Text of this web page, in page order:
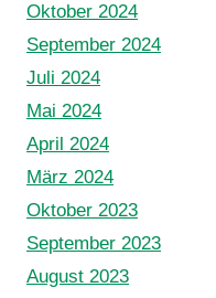
Oktober 2024
September 2024
Juli 2024
Mai 2024
April 2024
März 2024
Oktober 2023
September 2023
August 2023